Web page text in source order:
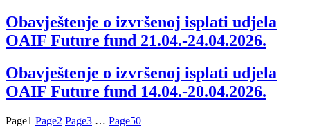
Obavještenje o izvršenoj isplati udjela
OAIF Future fund 21.04.-24.04.2026.
Obavještenje o izvršenoj isplati udjela
OAIF Future fund 14.04.-20.04.2026.
Page1 Page2 Page3 … Page50